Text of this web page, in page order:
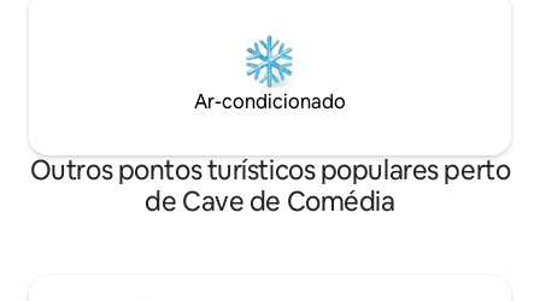
Ar-condicionado
Outros pontos turísticos populares perto
de Cave de Comédia